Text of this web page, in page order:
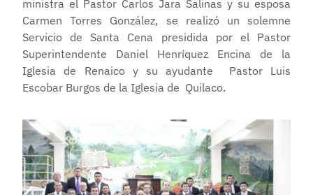
ministra el Pastor Carlos Jara Salinas y su esposa
Carmen Torres González, se realizó un solemne
Servicio de Santa Cena presidida por el Pastor
Superintendente Daniel Henríquez Encina de la
Iglesia de Renaico y su ayudante Pastor Luis
Escobar Burgos de la Iglesia de Quilaco.